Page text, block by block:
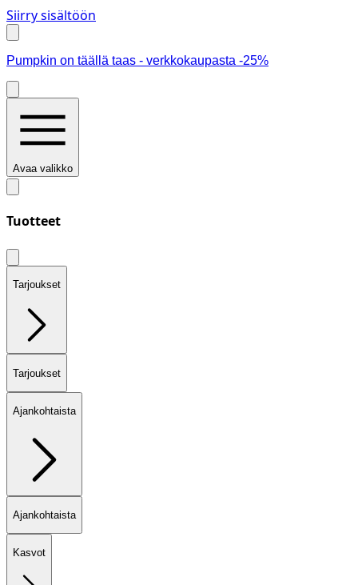
Siirry sisältöön
Pumpkin on täällä taas - verkkokaupasta -25%
Avaa valikko
Tuotteet
Tarjoukset
Tarjoukset
Ajankohtaista
Ajankohtaista
Kasvot